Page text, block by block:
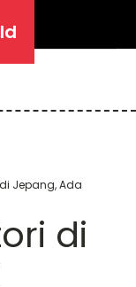
Jepang, Ada
di